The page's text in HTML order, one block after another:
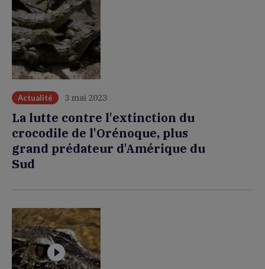
Actualité 3 mai 2023
La lutte contre l'extinction du
crocodile de l'Orénoque, plus
grand prédateur d'Amérique du
Sud